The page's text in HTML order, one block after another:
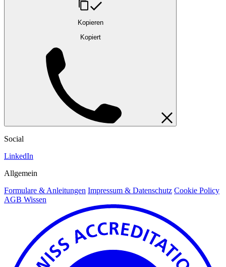
Kopieren
Kopiert
Social
LinkedIn
Allgemein
Formulare & Anleitungen Impressum & Datenschutz Cookie Policy
AGB Wissen